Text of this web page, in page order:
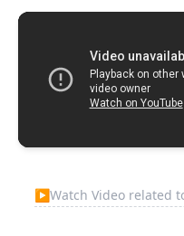
▶Watch Video related